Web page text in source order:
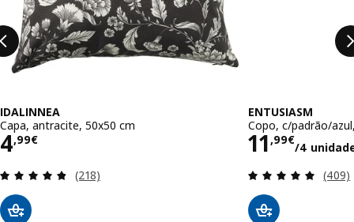
IDALINNEA
Capa, antracite, 50x50 cm
4,99€
Preço 4,99€
Avaliação: 4.8 fora de 5 estrelas. Total de
(218)
ENTUSIASM
Copo, c/padrão/
11,99€
/4
Preço
(409)